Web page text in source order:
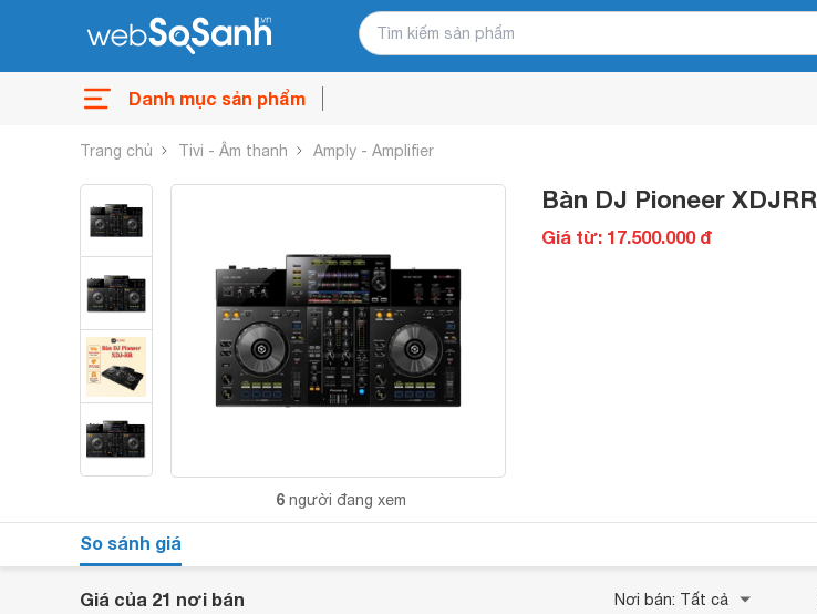
Danh mục sản phẩm
Trang chủ Tivi - Âm thanh Amply - Amplifier
6 người đang xem
Bàn DJ Pioneer XDJRR
Giá từ: 17.500.000 đ
So sánh giá
Giá của 21 nơi bán Nơi bán: Tất cả